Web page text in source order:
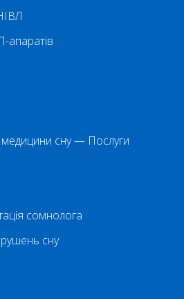
апаратів
медицини сну — Послуги
сомнолога
сну